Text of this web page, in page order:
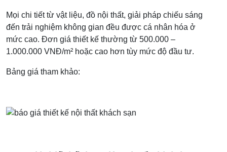
Mọi chi tiết từ vật liệu, đồ nội thất, giải pháp chiếu sáng
đến trải nghiệm không gian đều được cá nhân hóa ở
mức cao. Đơn giá thiết kế thường từ 500.000 –
1.000.000 VNĐ/m² hoặc cao hơn tùy mức độ đầu tư.
Bảng giá tham khảo: